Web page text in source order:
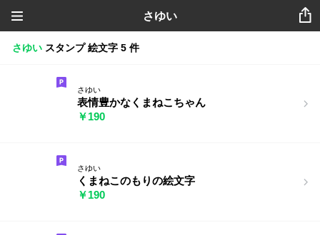
さゆい
さゆい スタンプ 絵文字 5 件
さゆい
表情豊かなくまねこちゃん
￥190
さゆい
くまねこのもりの絵文字
￥190